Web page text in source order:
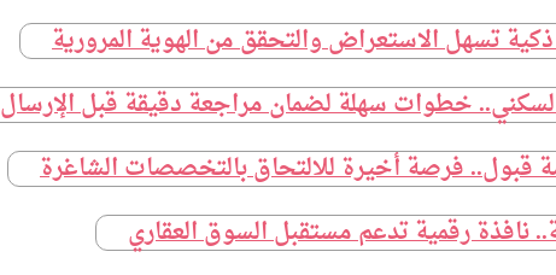
تسهل الاستعراض والتحقق من الهوية المرورية
خطوات سهلة لضمان مراجعة دقيقة قبل الإرسال
قبول.. فرصة أخيرة للالتحاق بالتخصصات الشاغرة
نافذة رقمية تدعم مستقبل السوق العقاري